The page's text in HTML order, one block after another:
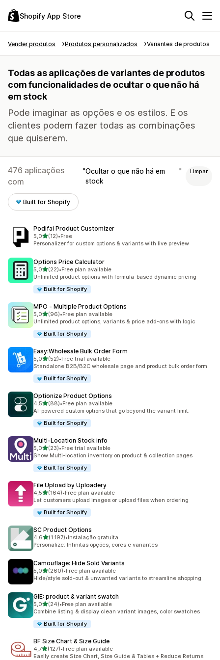
Shopify App Store
Vender produtos Produtos personalizados Variantes de produtos
Todas as aplicações de variantes de produtos
com funcionalidades de ocultar o que não há
em stock
Pode imaginar as opções e os estilos. E os
clientes podem fazer todas as combinações
que quiserem.
476 aplicações
com
Ocultar o que não há em
stock
Limpar
Built for Shopify
Podifai Product Customizer
5,0de 5 estrelas
(12)
12 total de avaliações
•Free
Personalizer for custom options & variants with live preview
Options Price Calculator
5,0de 5 estrelas
(22)
22 total de avaliações
•Free plan available
Unlimited product options with formula-based dynamic pricing
Built for Shopify
MPO ‑ Multiple Product Options
5,0de 5 estrelas
(96)
96 total de avaliações
•Free plan available
Unlimited product options, variants & price add-ons with logic
Built for Shopify
Easy:Wholesale Bulk Order Form
5,0de 5 estrelas
(52)
52 total de avaliações
•Free trial available
Standalone B2B/B2C wholesale page and product bulk order form
Built for Shopify
Optionize Product Options
4,5de 5 estrelas
(88)
88 total de avaliações
•Free plan available
AI-powered custom options that go beyond the variant limit.
Built for Shopify
Multi‑Location Stock info
5,0de 5 estrelas
(23)
23 total de avaliações
•Free trial available
Show Multi-location inventory on product & collection pages
Built for Shopify
File Upload by Uploadery
4,5de 5 estrelas
(164)
164 total de avaliações
•Free plan available
Let customers upload images or upload files when ordering
Built for Shopify
SC Product Options
4,6de 5 estrelas
(1.197)
1197 total de avaliações
•Instalação gratuita
Personalize: Infinitas opções, cores e variantes
Camouflage: Hide Sold Variants
5,0de 5 estrelas
(260)
260 total de avaliações
•Free plan available
Hide/style sold-out & unwanted variants to streamline shopping
GIE: product & variant swatch
5,0de 5 estrelas
(24)
24 total de avaliações
•Free plan available
Combine listing & display clean variant images, color swatches
Built for Shopify
BF Size Chart & Size Guide
4,7de 5 estrelas
(127)
127 total de avaliações
•Free plan available
Easily create Size Chart, Size Guide & Tables + Reduce Returns